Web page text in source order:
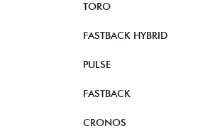
TORO
FASTBACK HYBRID
PULSE
FASTBACK
CRONOS